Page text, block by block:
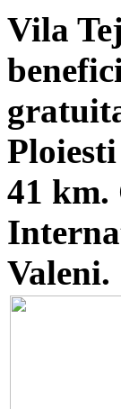
Vila
41 km.
Valeni.